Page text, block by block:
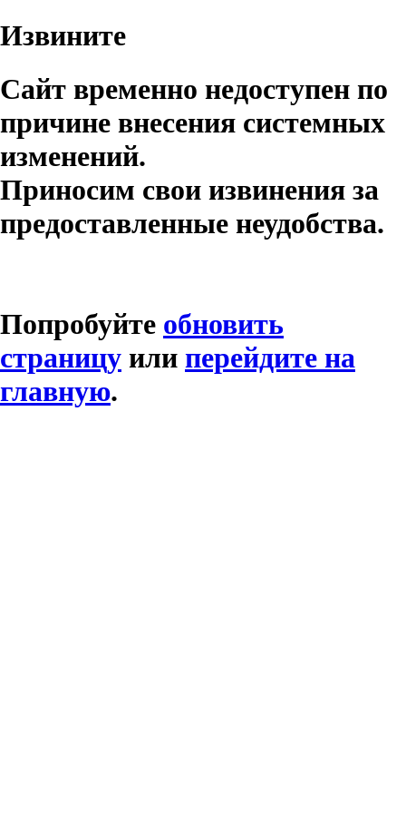
Извините
Сайт временно недоступен по
причине внесения системных
изменений.
Приносим свои извинения за
предоставленные неудобства.
Попробуйте обновить
страницу или перейдите на
главную.